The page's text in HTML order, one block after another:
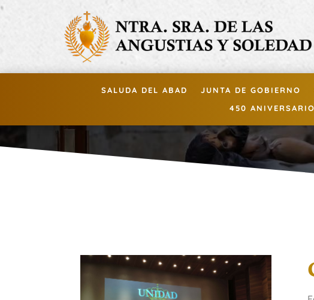
SALUDA DEL ABAD JUNTA DE GOBIERNO
450 ANIVERSARIO